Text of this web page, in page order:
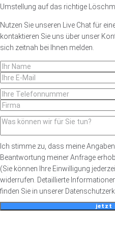
Umstellung auf das richtige
Nutzen Sie unseren Live Chat für
kontaktieren Sie uns über unser
sich zeitnah bei Ihnen melden.
Ich stimme zu, dass meine
Beantwortung meiner Anfrage
(Sie können Ihre Einwilligung
widerrufen. Detaillierte
finden Sie in unserer
jetzt